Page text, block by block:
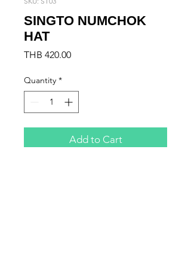
SINGTO NUMCHOK
HAT
THB 420.00Price
Quantity *
Add to Cart